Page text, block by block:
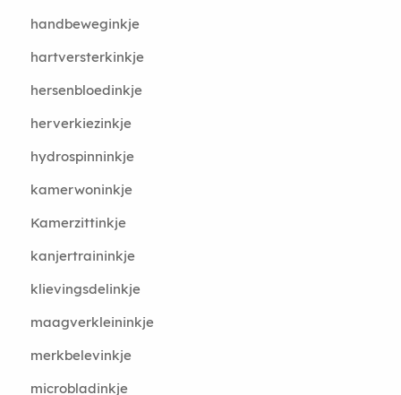
handbeweginkje
hartversterkinkje
hersenbloedinkje
herverkiezinkje
hydrospinninkje
kamerwoninkje
Kamerzittinkje
kanjertraininkje
klievingsdelinkje
maagverkleininkje
merkbelevinkje
microbladinkje